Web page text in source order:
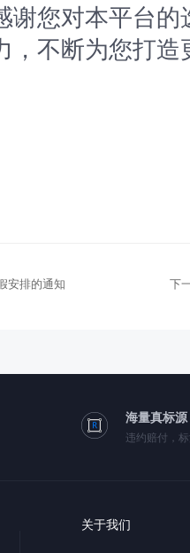
谢您对本平台
，不断为您打
安排的通知 下
海量真标源
违约赔付，
关于我们